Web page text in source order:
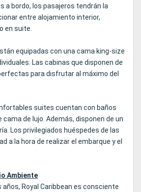
a bordo, los pasajeros tendrán la
entre alojamiento interior,
en suite.
equipadas con una cama king-size
Las cabinas que disponen de
para disfrutar al máximo del
suites cuentan con baños
cama de lujo. Además, disponen de un
Los privilegiados huéspedes de las
a la hora de realizar el embarque y el
Ambiente
años, Royal Caribbean es consciente